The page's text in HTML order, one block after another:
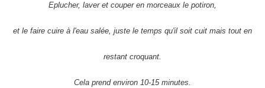
Eplucher, laver et couper en morceaux le potiron,
et le faire cuire à l'eau salée, juste le temps qu'il soit cuit mais tout en
restant croquant.
Cela prend environ 10-15 minutes.